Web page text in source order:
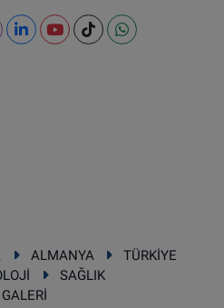
ALMANYA
TÜRKİYE
SAĞLIK